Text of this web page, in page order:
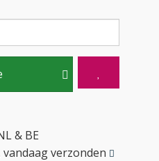
& BE
verzonden